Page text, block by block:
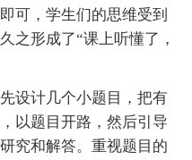
可，学生们的思维受到
之形成了“课上听懂了，
设计几个小题目，把有
以题目开路，然后引导
究和解答。重视题目的